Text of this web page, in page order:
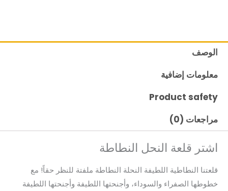
الوصف
معلومات إضافية
Product safety
مراجعات (0)
اشتر قلعة النحل النطاطة
قلعتنا النطاطية اللطيفة النحلة النطاطة ملفتة للنظر حقاً! مع
خطوطها الصفراء والسوداء، وأجنحتها اللطيفة وأجنحتها اللطيفة